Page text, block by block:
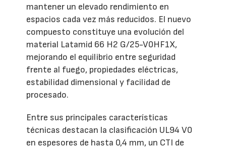
mantener un elevado rendimiento en
espacios cada vez más reducidos. El nuevo
compuesto constituye una evolución del
material Latamid 66 H2 G/25-V0HF1X,
mejorando el equilibrio entre seguridad
frente al fuego, propiedades eléctricas,
estabilidad dimensional y facilidad de
procesado.
Entre sus principales características
técnicas destacan la clasificación UL94 V0
en espesores de hasta 0,4 mm, un CTI de